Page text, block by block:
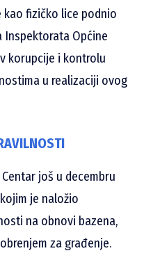
kao fizičko lice podnio
Inspektorata Općine
korupcije i kontrolu
u realizaciji ovog
još u decembru
je naložio
na obnovi bazena,
za građenje.